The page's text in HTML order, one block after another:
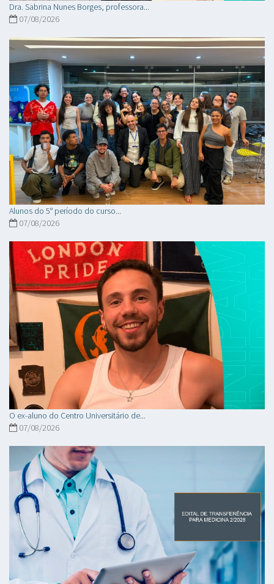
Dra. Sabrina Nunes Borges, professora...
07/08/2026
Alunos do 5° período do curso...
07/08/2026
O ex-aluno do Centro Universitário de...
07/08/2026